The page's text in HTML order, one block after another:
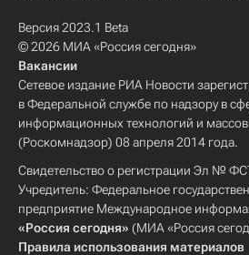
Версия 2023.1 Beta
© 2026 МИА «Россия сегодня»
Вакансии
Сетевое издание РИА Новости
в Федеральной службе по надзору в
информационных технологий и
(Роскомнадзор) 08 апреля 2014 года.
Свидетельство о регистрации Эл №
Учредитель: Федеральное
предприятие Международное
«Россия сегодня» (МИА «Россия
Правила использования материалов